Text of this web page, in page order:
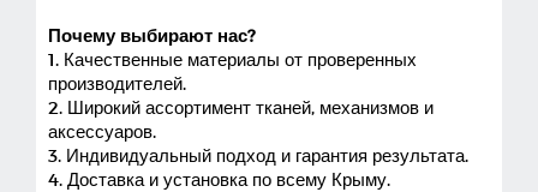
Почему выбирают нас?
1. Качественные материалы от проверенных
производителей.
2. Широкий ассортимент тканей, механизмов и
аксессуаров.
3. Индивидуальный подход и гарантия результата.
4. Доставка и установка по всему Крыму.